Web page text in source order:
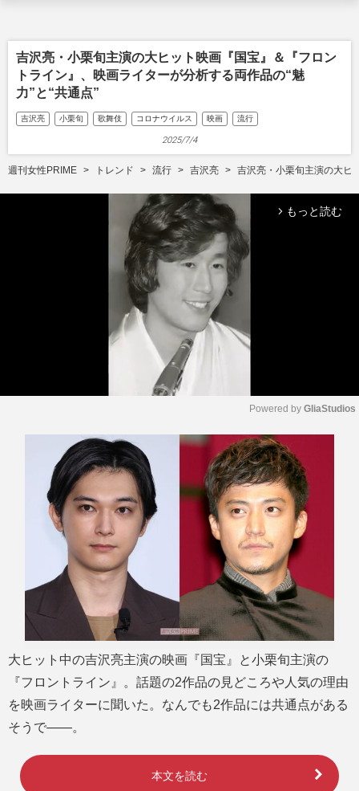
吉沢亮・小栗旬主演の大ヒット映画『国宝』＆『フロン
トライン』、映画ライターが分析する両作品の“魅
力”と“共通点”
吉沢亮 小栗旬 歌舞伎 コロナウイルス 映画 流行
2025/7/4
週刊女性PRIME トレンド 流行 吉沢亮 吉沢亮・小栗旬主演の大ヒ
arrow_forward_ios もっと読む
u
t
e
Powered by GliaStudios
大ヒット中の吉沢亮主演の映画『国宝』と小栗旬主演の
『フロントライン』。話題の2作品の見どころや人気の理由
を映画ライターに聞いた。なんでも2作品には共通点がある
そうで――。
本文を読む